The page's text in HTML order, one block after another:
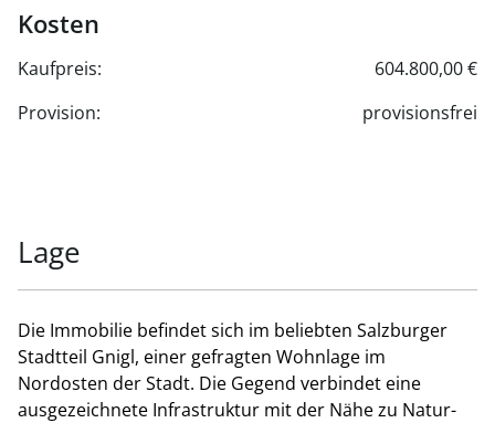
Kosten
Kaufpreis:
604.800,00 €
Provision:
provisionsfrei
Lage
Die Immobilie befindet sich im beliebten Salzburger
Stadtteil Gnigl, einer gefragten Wohnlage im
Nordosten der Stadt. Die Gegend verbindet eine
ausgezeichnete Infrastruktur mit der Nähe zu Natur-